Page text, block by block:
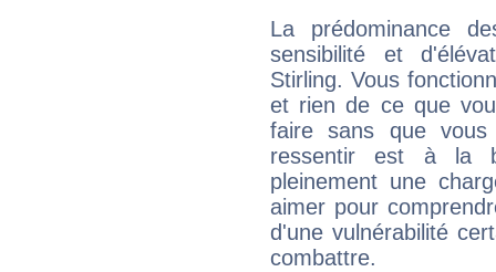
La prédominance
sensibilité et
Stirling. Vous
et rien de ce que
faire sans que
ressentir est à la
pleinement une
aimer pour
d'une vulnérabilité
combattre.